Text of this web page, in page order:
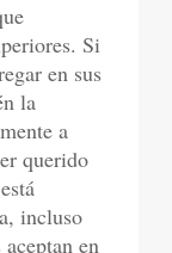
Si
en sus
la
a
querido
incluso
en